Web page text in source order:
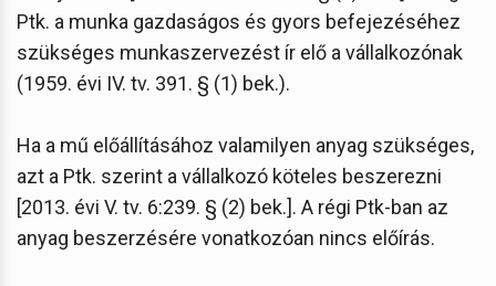
Ptk. a munka gazdaságos és gyors befejezéséhez
szükséges munkaszervezést ír elő a vállalkozónak
(1959. évi IV. tv. 391. § (1) bek.).
Ha a mű előállításához valamilyen anyag szükséges,
azt a Ptk. szerint a vállalkozó köteles beszerezni
[2013. évi V. tv. 6:239. § (2) bek.]. A régi Ptk-ban az
anyag beszerzésére vonatkozóan nincs előírás.